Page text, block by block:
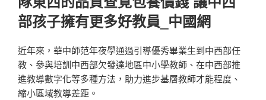
部孩子擁有更多好教員_中國網
近年來，華中師范年夜學通過引導優秀畢業生到中西部任
教、參與培訓中西部欠發達地區中小學教師、在中西部推
進教導數字化等多種方法，助力進步基層教師才能程度、
縮小區域教導差距。